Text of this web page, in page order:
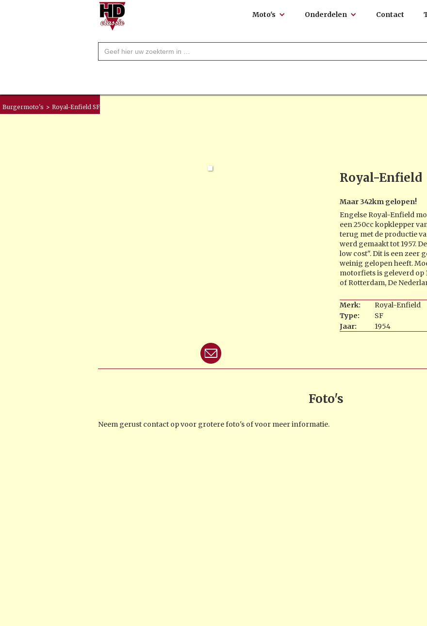
Moto's Onderdelen Contact
Burgermoto's > Royal-Enfield SF
Royal-Enfield
Maar 342km gelopen!
Engelse Royal-Enfield
een 250cc kopklepper
terug met de productie
werd gemaakt tot 1957.
low cost". Dit is een zeer
weinig gelopen heeft.
motorfiets is geleverd op
of Rotterdam, De
Merk:
Royal-Enfield
Type:
SF
Jaar:
1954
Foto's
Neem gerust contact op voor grotere foto's of voor meer informatie.